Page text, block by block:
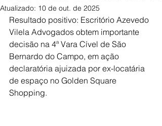
Atualizado: 10 de out. de 2025
Resultado positivo: Escritório Azevedo
Vilela Advogados obtem importante
decisão na 4ª Vara Cível de São
Bernardo do Campo, em ação
declaratória ajuizada por ex-locatária
de espaço no Golden Square
Shopping.